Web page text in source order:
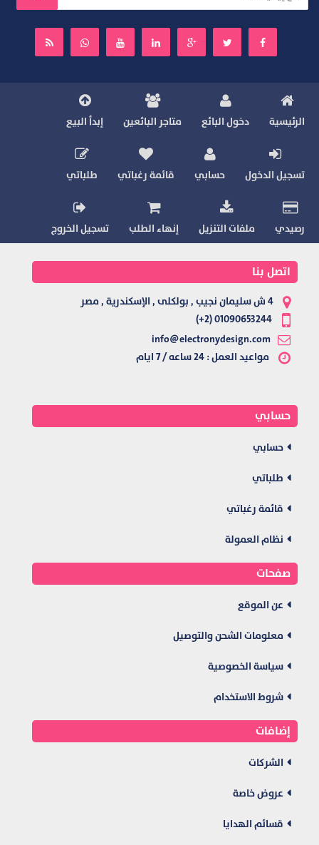
الرئيسية دخول البائع متاجر البائعين إبدأ البيع
تسجيل الدخول حسابي قائمة رغباتي طلباتي
رصيدي ملفات التنزيل إنهاء الطلب تسجيل الخروج
اتصل بنا
info@electronydesign.com
مواعيد العمل : 24 ساعه / 7 ايام
حسابي
حسابي
طلباتي
قائمة رغباتي
نظام العمولة
صفحات
عن الموقع
معلومات الشحن والتوصيل
سياسة الخصوصية
شروط الاستخدام
إضافات
الشركات
عروض خاصة
قسائم الهدايا